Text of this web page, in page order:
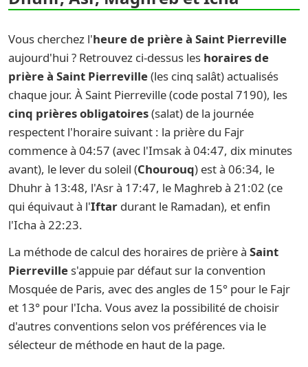
Vous cherchez l'heure de prière à Saint Pierreville
aujourd'hui ? Retrouvez ci-dessus les horaires de
prière à Saint Pierreville(les cinq salât) actualisés
chaque jour. À Saint Pierreville (code postal 7190), les
cinq prières obligatoires(salat) de la journée
respectent l'horaire suivant : la prière du Fajr
commence à 04:57 (avec l'Imsak à 04:47, dix minutes
avant), le lever du soleil (Chourouq) est à 06:34, le
Dhuhr à 13:48, l'Asr à 17:47, le Maghreb à 21:02 (ce
qui équivaut à l'Iftar durant le Ramadan), et enfin
l'Icha à 22:23.
La méthode de calcul des horaires de prière à Saint
Pierreville s'appuie par défaut sur la convention
Mosquée de Paris, avec des angles de 15° pour le Fajr
et 13° pour l'Icha. Vous avez la possibilité de choisir
d'autres conventions selon vos préférences via le
sélecteur de méthode en haut de la page.